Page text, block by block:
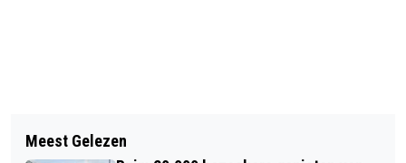
INSTORTINGSGEVAAR DREIGT VOOR
KERKTOREN 'KUNSTKERK'
EXPOSITIE MOORDENAARSBRAAK
Meest Gelezen